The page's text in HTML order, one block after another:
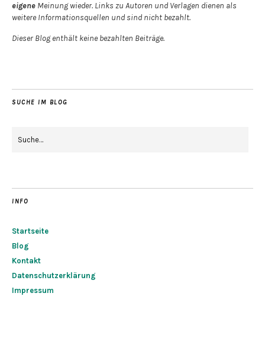
eigene Meinung wieder. Links zu Autoren und Verlagen dienen als
weitere Informationsquellen und sind nicht bezahlt.
Dieser Blog enthält keine bezahlten Beiträge.
SUCHE IM BLOG
INFO
Startseite
Blog
Kontakt
Datenschutzerklärung
Impressum